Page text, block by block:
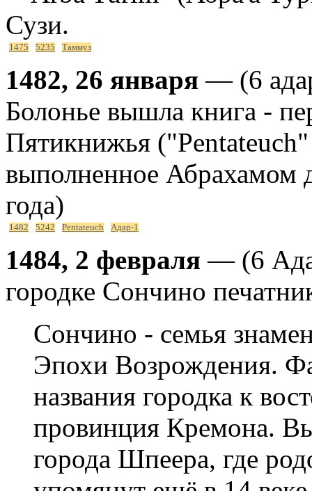
Сузи.
1475 5235 Таммуз
1482, 26 января — (6
Болонье вышла книга -
Пятикнижья
выполненное Абрахамом
года)
1482 5242 Pentateuch Адар-1
1484, 2 февраля — (6
городке Сончино
Сончино - семья
Эпохи Возрождения.
названия городка к
провинция Кремона.
города Шпеера, где